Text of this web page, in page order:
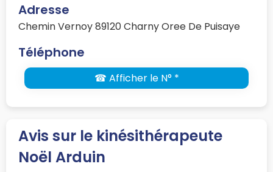
Adresse
Chemin Vernoy 89120 Charny Oree De Puisaye
Téléphone
☎ Afficher le N° *
Avis sur le kinésithérapeute
Noël Arduin